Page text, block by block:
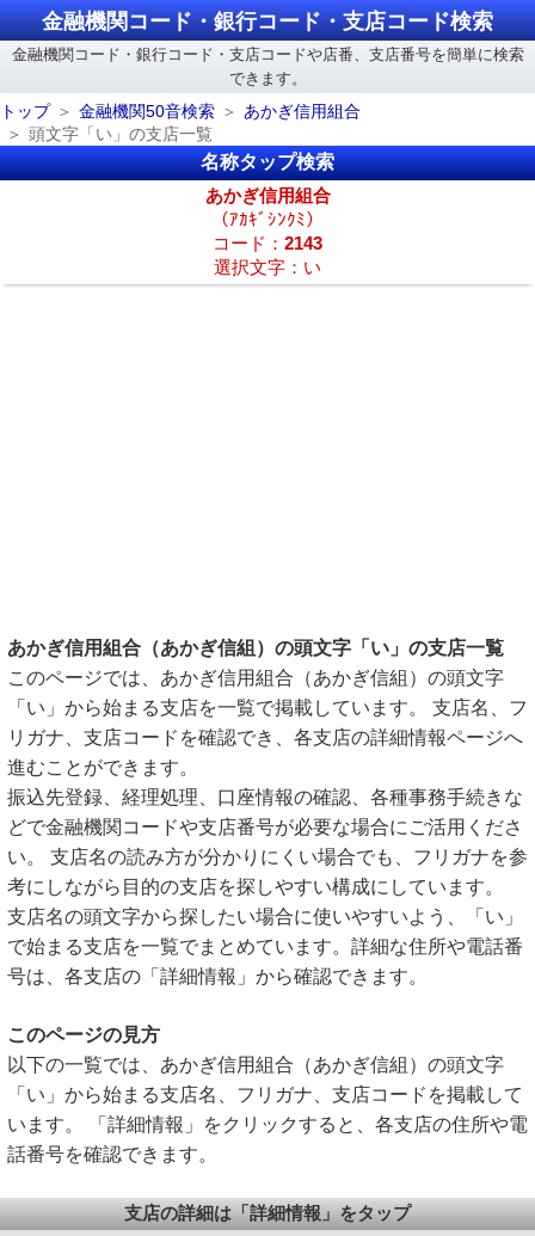
金融機関コード・銀行コード・支店コード検索
金融機関コード・銀行コード・支店コードや店番、支店番号を簡単に検索
できます。
トップ
金融機関50音検索
あかぎ信用組合
頭文字「い」の支店一覧
名称タップ検索
あかぎ信用組合
（ｱｶｷﾞｼﾝｸﾐ）
コード： 2143
選択文字：い
あかぎ信用組合（あかぎ信組）の頭文字「い」の支店一覧
このページでは、あかぎ信用組合（あかぎ信組）の頭文字
「い」から始まる支店を一覧で掲載しています。 支店名、フ
リガナ、支店コードを確認でき、各支店の詳細情報ページへ
進むことができます。
振込先登録、経理処理、口座情報の確認、各種事務手続きな
どで金融機関コードや支店番号が必要な場合にご活用くださ
い。 支店名の読み方が分かりにくい場合でも、フリガナを参
考にしながら目的の支店を探しやすい構成にしています。
支店名の頭文字から探したい場合に使いやすいよう、「い」
で始まる支店を一覧でまとめています。詳細な住所や電話番
号は、各支店の「詳細情報」から確認できます。
このページの見方
以下の一覧では、あかぎ信用組合（あかぎ信組）の頭文字
「い」から始まる支店名、フリガナ、支店コードを掲載して
います。 「詳細情報」をクリックすると、各支店の住所や電
話番号を確認できます。
支店の詳細は「詳細情報」をタップ